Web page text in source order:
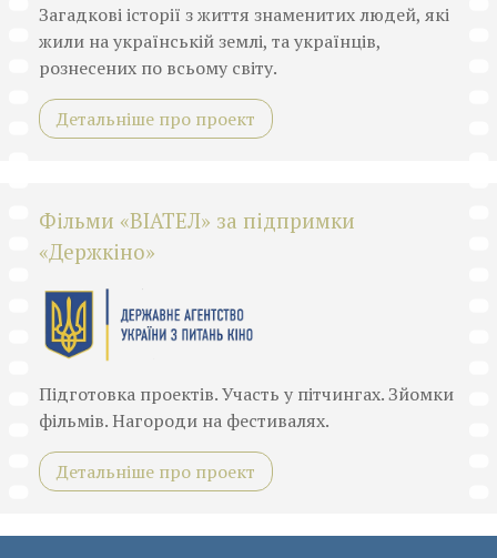
Загадкові історії з життя знаменитих людей, які
жили на українській землі, та українців,
рознесених по всьому світу.
Детальніше про проект
Фільми «ВІАТЕЛ» за підпримки
«Держкіно»
Підготовка проектів. Участь у пітчингах. Зйомки
фільмів. Нагороди на фестивалях.
Детальніше про проект